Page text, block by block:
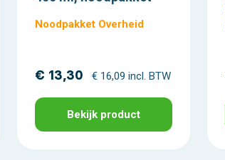
Noodpakket Overheid
€ 13,30 € 16,09 incl. BTW
Bekijk product